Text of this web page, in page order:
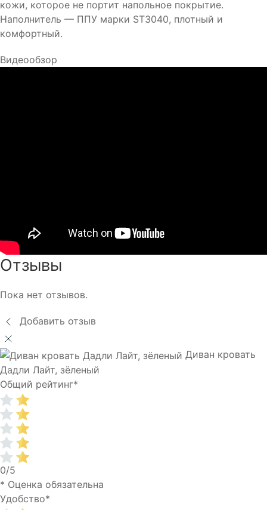
кожи, которое не портит напольное покрытие.
Наполнитель — ППУ марки ST3040, плотный и
комфортный.
Видеообзор
Отзывы
Пока нет отзывов.
Добавить отзыв
Диван кровать
Дадли Лайт, зёленый
Общий рейтинг*
0/5
* Оценка обязательна
Удобство*